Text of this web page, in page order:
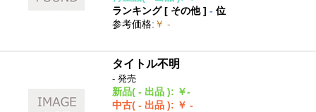
ランキング [ その他]- 位
参考価格: ￥ -
タイトル不明
- 発売
新品( - 出品 ): ￥-
中古( - 出品 ): ￥ -